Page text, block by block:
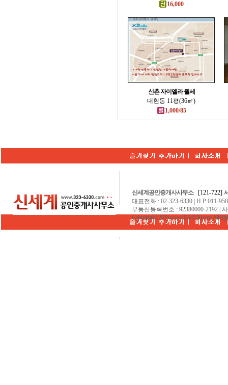
16,000
신촌 자이엘라 월세
대현동 11평(36㎡)
1,000/85
신세계공인중개사사무소[121-722]
대표전화 : 02-323-6330 | H.P 011-
부동산등록번호 : 92380000-2192 |
Copyrightⓒ 2026 www.323-6330.com. All